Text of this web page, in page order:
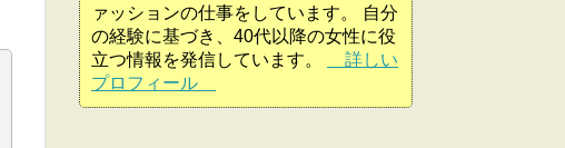
ァッションの仕事をしています。 自分
の経験に基づき、40代以降の女性に役
立つ情報を発信しています。
詳しい
プロフィール